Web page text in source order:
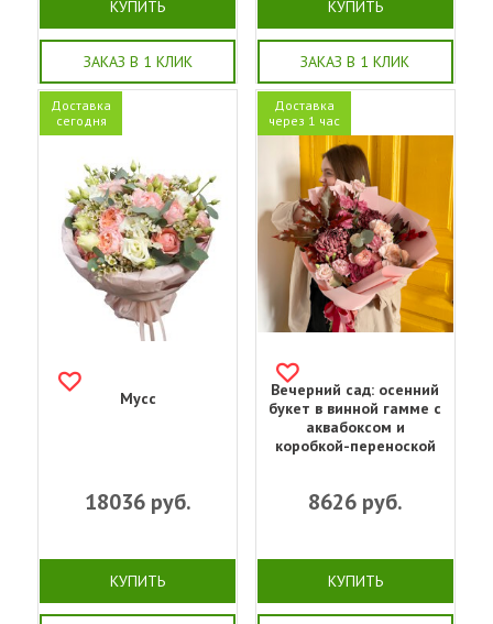
КУПИТЬ
ЗАКАЗ В 1 КЛИК
КУПИТЬ
ЗАКАЗ В 1 КЛИК
Доставка
сегодня
Мусс
18036руб.
КУПИТЬ
Доставка
через 1 час
Вечерний сад: осенний
букет в винной гамме с
аквабоксом и
коробкой-переноской
8626руб.
КУПИТЬ